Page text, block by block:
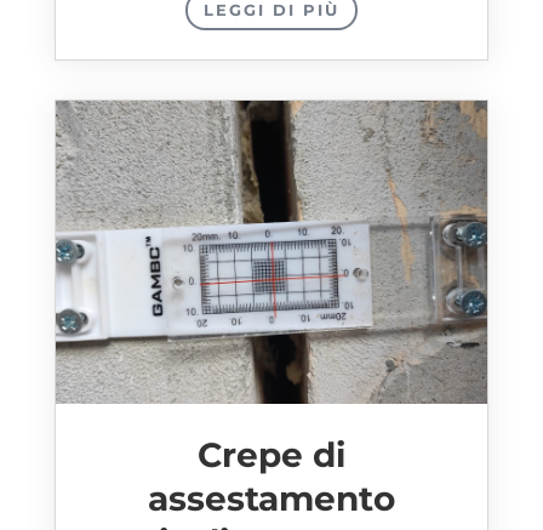
LEGGI DI PIÙ
Crepe di
assestamento